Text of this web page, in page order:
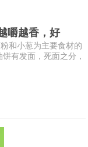
嚼越香，好
和小葱为主要食材的
有发面，死面之分，